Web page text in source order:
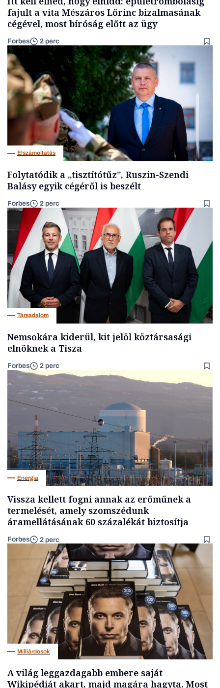
fajult a vita Mészáros Lőrinc bizalmasának
cégével, most bíróság előtt az ügy
Forbes 2 perc
Elszámoltatás
Folytatódik a „tisztítótűz”, Ruszin-Szendi
Balásy egyik cégéről is beszélt
Forbes 2 perc
Társadalom
Nemsokára kiderül, kit jelöl köztársasági
elnöknek a Tisza
Forbes 2 perc
Energia
Vissza kellett fogni annak az erőműnek a
termelését, amely szomszédunk
áramellátásának 60 százalékát biztosítja
Forbes 2 perc
Milliárdosok
A világ leggazdagabb embere saját
Wikipédiát akart, majd magára hagyta. Most